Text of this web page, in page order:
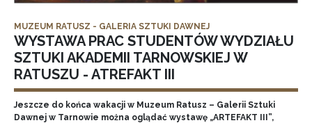
MUZEUM RATUSZ - GALERIA SZTUKI DAWNEJ
WYSTAWA PRAC STUDENTÓW WYDZIAŁU
SZTUKI AKADEMII TARNOWSKIEJ W
RATUSZU - ATREFAKT III
Jeszcze do końca wakacji w Muzeum Ratusz – Galerii Sztuki
Dawnej w Tarnowie można oglądać wystawę „ARTEFAKT III”,